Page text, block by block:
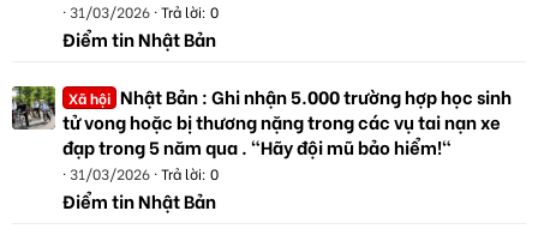
31/03/2026 Trả lời: 0
Điểm tin Nhật Bản
Xã hội Nhật Bản : Ghi nhận 5.000 trường hợp học sinh
tử vong hoặc bị thương nặng trong các vụ tai nạn xe
đạp trong 5 năm qua . "Hãy đội mũ bảo hiểm!"
31/03/2026 Trả lời: 0
Điểm tin Nhật Bản